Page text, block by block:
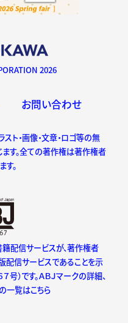
2026
お問い合わせ
ト・画像・文章・ロゴ等の無
ます。全ての著作権は著作権者
。
籍配信サービスが、著作権者
配信サービスであることを示
号）です。ＡＢＪマークの詳細、
一覧はこちら